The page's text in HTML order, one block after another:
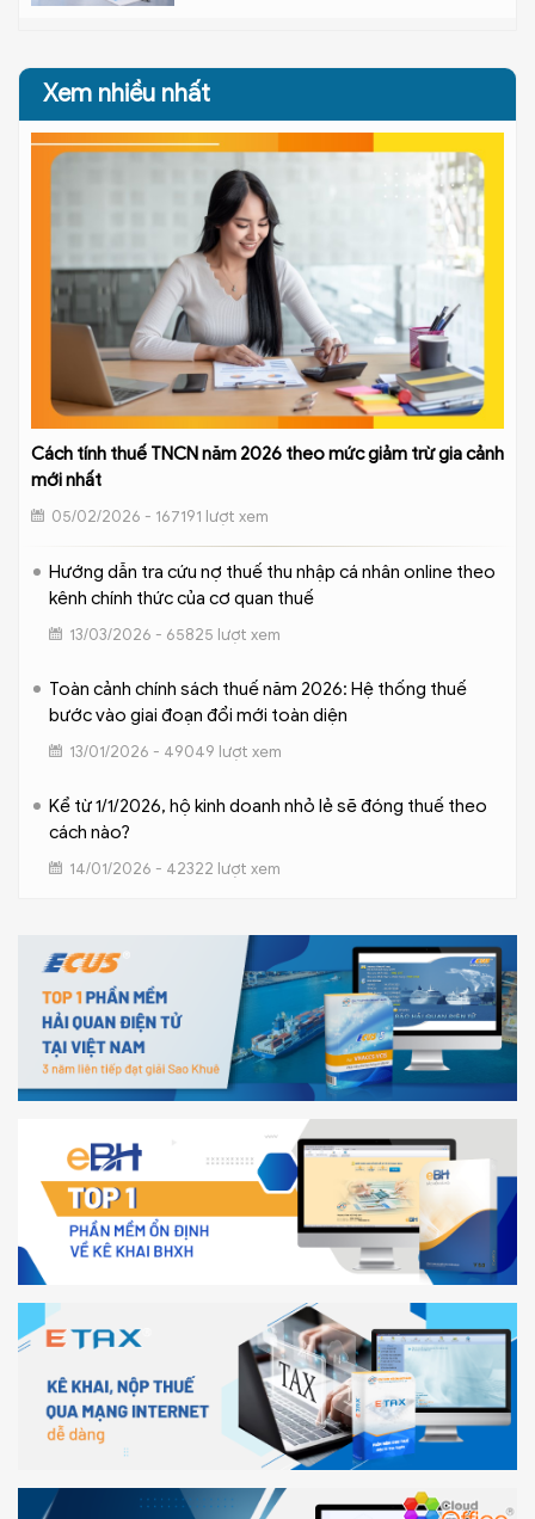
Xem nhiều nhất
Cách tính thuế TNCN năm 2026 theo mức giảm trừ gia cảnh
mới nhất
05/02/2026 - 167191 lượt xem
Hướng dẫn tra cứu nợ thuế thu nhập cá nhân online theo
kênh chính thức của cơ quan thuế
13/03/2026 - 65825 lượt xem
Toàn cảnh chính sách thuế năm 2026: Hệ thống thuế
bước vào giai đoạn đổi mới toàn diện
13/01/2026 - 49049 lượt xem
Kể từ 1/1/2026, hộ kinh doanh nhỏ lẻ sẽ đóng thuế theo
cách nào?
14/01/2026 - 42322 lượt xem